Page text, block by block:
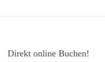
Direkt online Buchen!